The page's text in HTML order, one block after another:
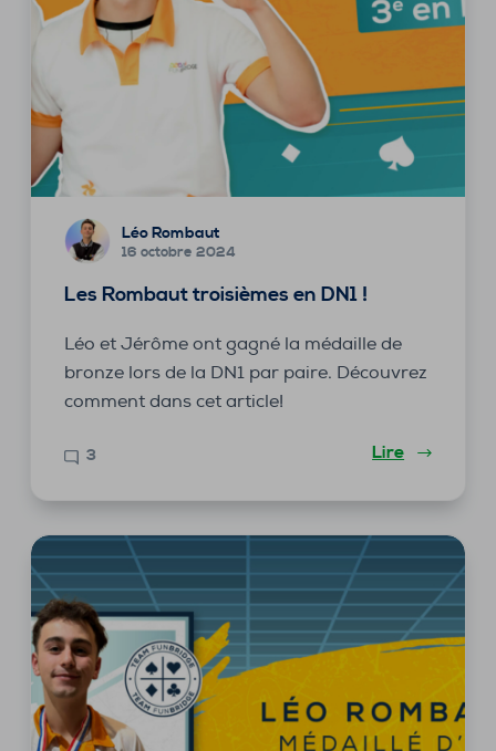
Léo Rombaut
16 octobre 2024
Les Rombaut troisièmes en DN1 !
Léo et Jérôme ont gagné la médaille de
bronze lors de la DN1 par paire. Découvrez
comment dans cet article!
3 Lire